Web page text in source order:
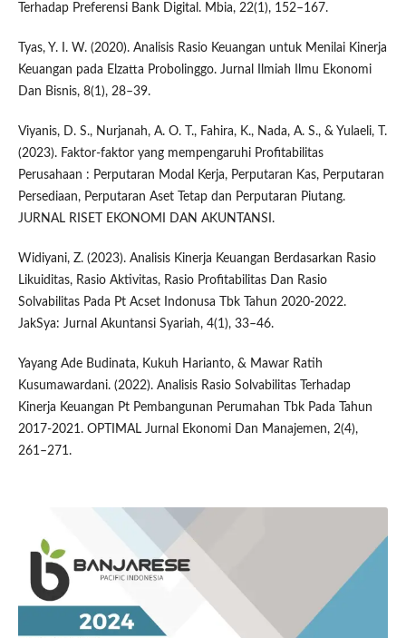
Terhadap Preferensi Bank Digital. Mbia, 22(1), 152–167.
Tyas, Y. I. W. (2020). Analisis Rasio Keuangan untuk Menilai Kinerja
Keuangan pada Elzatta Probolinggo. Jurnal Ilmiah Ilmu Ekonomi
Dan Bisnis, 8(1), 28–39.
Viyanis, D. S., Nurjanah, A. O. T., Fahira, K., Nada, A. S., & Yulaeli, T.
(2023). Faktor-faktor yang mempengaruhi Profitabilitas
Perusahaan : Perputaran Modal Kerja, Perputaran Kas, Perputaran
Persediaan, Perputaran Aset Tetap dan Perputaran Piutang.
JURNAL RISET EKONOMI DAN AKUNTANSI.
Widiyani, Z. (2023). Analisis Kinerja Keuangan Berdasarkan Rasio
Likuiditas, Rasio Aktivitas, Rasio Profitabilitas Dan Rasio
Solvabilitas Pada Pt Acset Indonusa Tbk Tahun 2020-2022.
JakSya: Jurnal Akuntansi Syariah, 4(1), 33–46.
Yayang Ade Budinata, Kukuh Harianto, & Mawar Ratih
Kusumawardani. (2022). Analisis Rasio Solvabilitas Terhadap
Kinerja Keuangan Pt Pembangunan Perumahan Tbk Pada Tahun
2017-2021. OPTIMAL Jurnal Ekonomi Dan Manajemen, 2(4),
261–271.